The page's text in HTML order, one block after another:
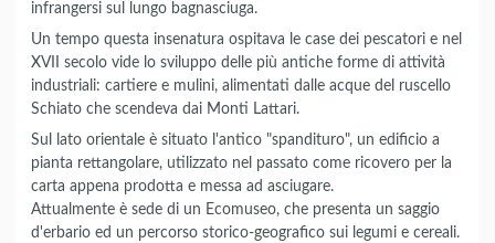
infrangersi sul lungo bagnasciuga.
Un tempo questa insenatura ospitava le case dei pescatori e nel
XVII secolo vide lo sviluppo delle più antiche forme di attività
industriali: cartiere e mulini, alimentati dalle acque del ruscello
Schiato che scendeva dai Monti Lattari.
Sul lato orientale è situato l'antico "spandituro", un edificio a
pianta rettangolare, utilizzato nel passato come ricovero per la
carta appena prodotta e messa ad asciugare.
Attualmente è sede di un Ecomuseo, che presenta un saggio
d'erbario ed un percorso storico-geografico sui legumi e cereali.